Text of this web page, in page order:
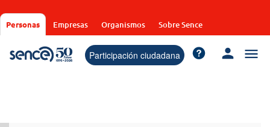
al
contenido
Personas Empresas Organismos Sobre Sence
Participación ciudadana